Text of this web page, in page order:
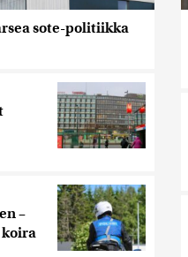
sote-politiikka
–